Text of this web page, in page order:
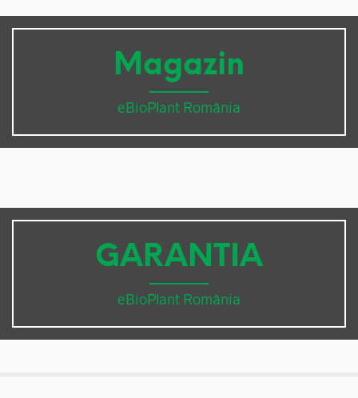
Magazin
eBioPlant România
GARANTIA
eBioPlant România